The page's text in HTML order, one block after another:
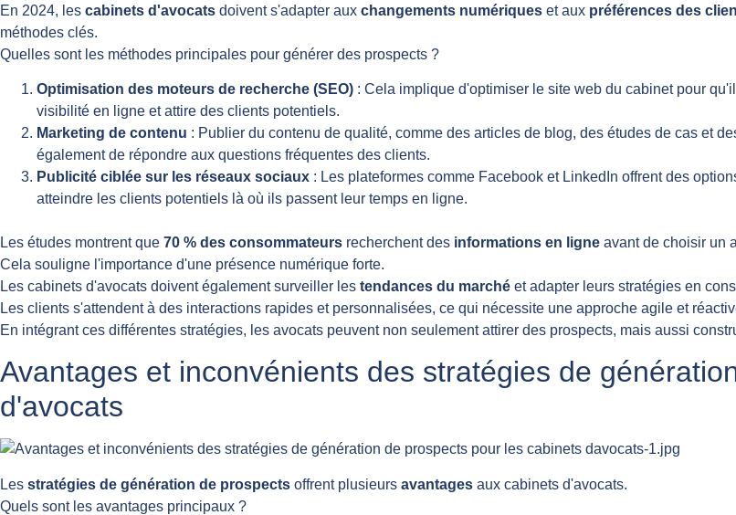
En 2024, les cabinets d'avocats doivent s'adapter aux changements numériques et aux préférences des
méthodes clés.
Quelles sont les méthodes principales pour générer des prospects ?
Optimisation des moteurs de recherche (SEO) : Cela implique d'optimiser le site web du cabinet pour
visibilité en ligne et attire des clients potentiels.
Marketing de contenu : Publier du contenu de qualité, comme des articles de blog, des études de cas et
également de répondre aux questions fréquentes des clients.
Publicité ciblée sur les réseaux sociaux : Les plateformes comme Facebook et LinkedIn offrent des
atteindre les clients potentiels là où ils passent leur temps en ligne.
Les études montrent que 70 % des consommateurs recherchent des informations en ligne avant de choisir un
Cela souligne l'importance d'une présence numérique forte.
Les cabinets d'avocats doivent également surveiller les tendances du marché et adapter leurs stratégies en
Les clients s'attendent à des interactions rapides et personnalisées, ce qui nécessite une approche agile et
En intégrant ces différentes stratégies, les avocats peuvent non seulement attirer des prospects, mais aussi
Avantages et inconvénients des stratégies de
d'avocats
Les stratégies de génération de prospects offrent plusieurs avantages aux cabinets d'avocats.
Quels sont les avantages principaux ?